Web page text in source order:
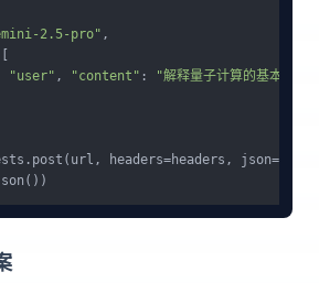
2.5-pro" ,
"user" , "content" : "解释量子计算的基本原理"